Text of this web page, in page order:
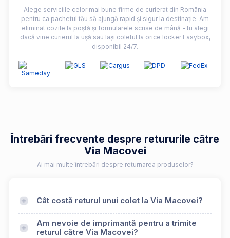
Alege serviciile celor mai bune firme de curierat din România
pentru ca pachetul tău să ajungă rapid și sigur la destinație. Am
eliminat cozile la poștă și formularele scrise de mână - tu alegi
dacă vine curierul la ușă sau lași coletul la orice locker Easybox,
disponibil 24/7.
Întrebări frecvente despre retururile către
Via Macovei
Ai mai multe întrebări despre returnarea produselor?
Cât costă returul unui colet la Via Macovei?
Am nevoie de imprimantă pentru a trimite
returul către Via Macovei?